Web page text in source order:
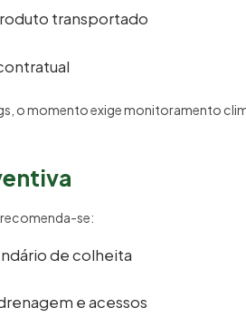
transportado
o momento exige monitoramento
se:
de colheita
e acessos